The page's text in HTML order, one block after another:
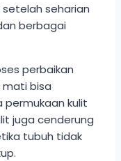
seharian
berbagai
perbaikan
mati bisa
kulit
juga cenderung
tubuh tidak